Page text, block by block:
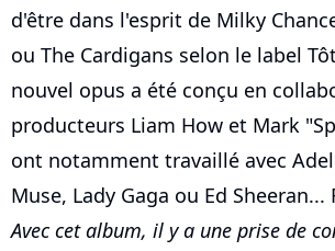
d'être dans l'esprit de Milky
ou The Cardigans selon le label
nouvel opus a été conçu en
producteurs Liam How et Mark
ont notamment travaillé avec
Muse, Lady Gaga ou Ed Sheeran...
Avec cet album, il y a une prise de